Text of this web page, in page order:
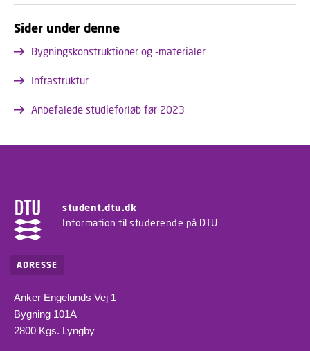
Sider under denne
Bygningskonstruktioner og -materialer
Infrastruktur
Anbefalede studieforløb før 2023
student.dtu.dk
Information til studerende på DTU
ADRESSE
Anker Engelunds Vej 1
Bygning 101A
2800 Kgs. Lyngby